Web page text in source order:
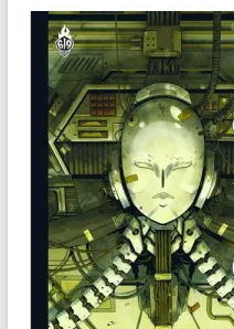
Normandie
Livre
Lecture